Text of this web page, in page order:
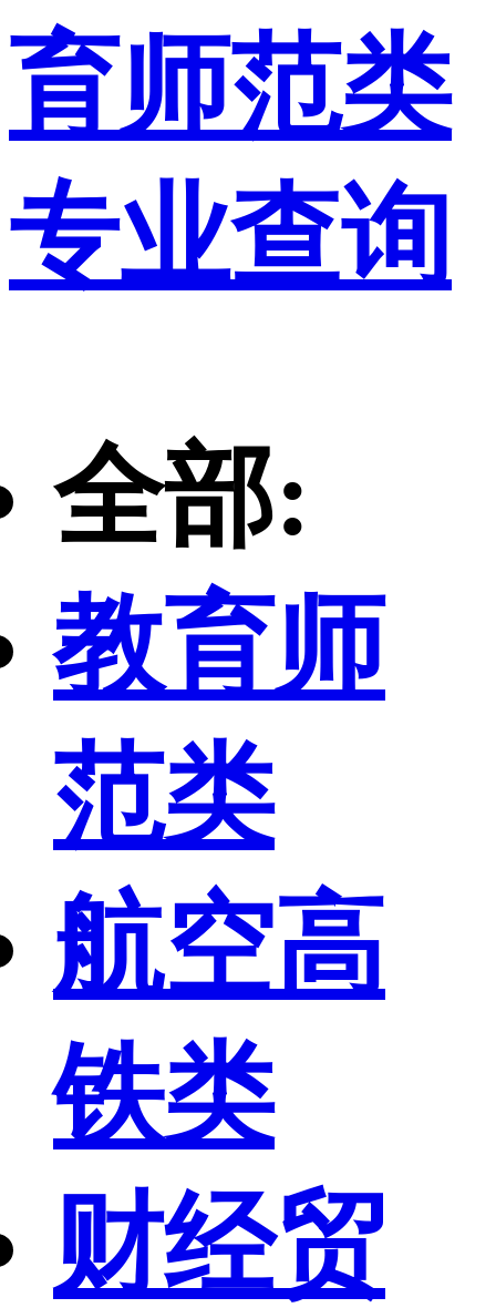
育师范类
专业查询
全部:
教育师
范类
航空高
铁类
财经贸